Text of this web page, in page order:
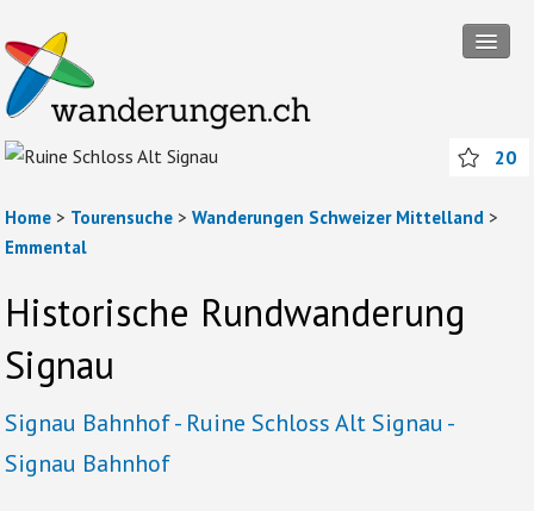
Tourensuche
Wanderregionen
Rund ums Wandern
Abos und Packages
20
Home > Tourensuche > Wanderungen Schweizer Mittelland >
Emmental
Historische Rundwanderung
Signau
Signau Bahnhof - Ruine Schloss Alt Signau -
Signau Bahnhof